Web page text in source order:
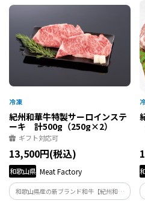
紀州和華牛特製サーロインステ
ーキ 計500g（250g×2）
ギフト対応可
13,500円(税込)
和歌山県 Meat Factory
和歌山県産の新ブランド和牛【紀州和華
牛】の人気部位サーロイン。従来の黒毛和